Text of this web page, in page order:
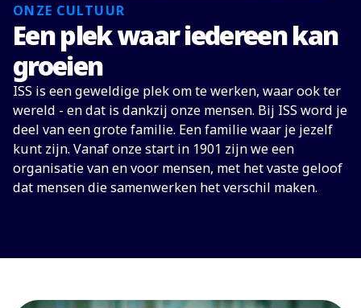
ONZE CULTUUR
Een plek waar iedereen kan
groeien
ISS is een geweldige plek om te werken, waar ook ter
wereld - en dat is dankzij onze mensen. Bij ISS word je
deel van een grote familie. Een familie waar je jezelf
kunt zijn. Vanaf onze start in 1901 zijn we een
organisatie van en voor mensen, met het vaste geloof
dat mensen die samenwerken het verschil maken.